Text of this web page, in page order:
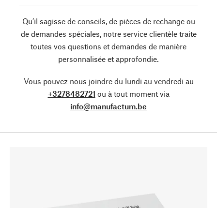
Qu’il sagisse de conseils, de pièces de rechange ou
de demandes spéciales, notre service clientèle traite
toutes vos questions et demandes de manière
personnalisée et approfondie.
Vous pouvez nous joindre du lundi au vendredi au
+3278482721 ou à tout moment via
info@manufactum.be